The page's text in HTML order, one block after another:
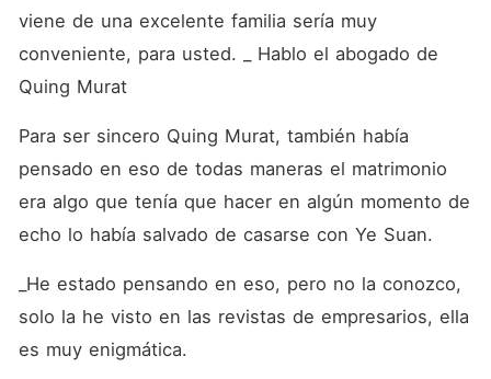
viene de una excelente familia sería muy
conveniente, para usted. _ Hablo el abogado de
Quing Murat
Para ser sincero Quing Murat, también había
pensado en eso de todas maneras el matrimonio
era algo que tenía que hacer en algún momento de
echo lo había salvado de casarse con Ye Suan.
_He estado pensando en eso, pero no la conozco,
solo la he visto en las revistas de empresarios, ella
es muy enigmática.